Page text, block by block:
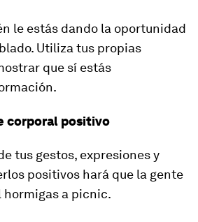
le estás dando la oportunidad
Utiliza tus propias
que sí estás
corporal positivo
tus gestos, expresiones y
positivos hará que la gente
hormigas a picnic.